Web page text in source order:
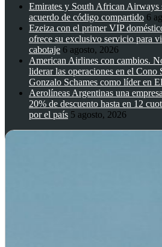
Emirates y South African Airways
acuerdo de código compartido 6
Ezeiza con el primer VIP
ofrece su exclusivo servicio para
cabotaje 6 agosto, 2026
American Airlines con cambios.
liderar las operaciones en el Cono
Gonzalo Schames como líder en
Aerolíneas Argentinas una
20% de descuento hasta en 12
por el país 5 agosto, 2026